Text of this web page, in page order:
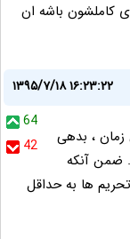
کاملشون باشه ان
۱۳۹۵/۷/۱۸ ۱۶:۲۳:۲۲
64
42
زمان ، بدهی
ضمن آنکه
ها به حداقل